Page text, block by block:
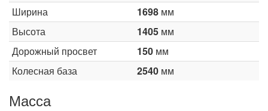
Ширина
1698 мм
Высота
1405 мм
Дорожный просвет
150 мм
Колесная база
2540 мм
Масса